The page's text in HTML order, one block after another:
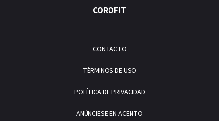
COROFIT
CONTACTO
TÉRMINOS DE USO
POLÍTICA DE PRIVACIDAD
ANÚNCIESE EN ACENTO